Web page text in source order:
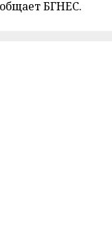
БГНЕС.